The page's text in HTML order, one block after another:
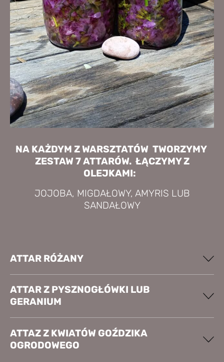
NA KAŻDYM Z WARSZTATÓW TWORZYMY
ZESTAW 7 ATTARÓW. ŁĄCZYMY Z
OLEJKAMI:
JOJOBA, MIGDAŁOWY, AMYRIS LUB
SANDAŁOWY
ATTAR RÓŻANY
ATTAR Z PYSZNOGŁÓWKI LUB
GERANIUM
ATTAZ Z KWIATÓW GOŹDZIKA
OGRODOWEGO